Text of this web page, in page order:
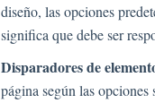
diseño, las opciones
significa que debe ser
Disparadores de
página según las opciones